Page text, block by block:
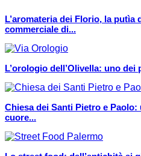
L’aromateria dei Florio, la putìa
commerciale di...
L’orologio dell’Olivella: uno
Chiesa dei Santi Pietro e
cuore...